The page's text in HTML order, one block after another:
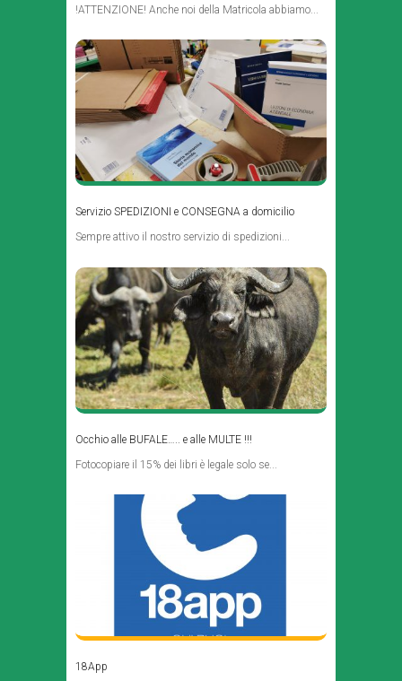
!ATTENZIONE! Anche noi della Matricola abbiamo...
Servizio SPEDIZIONI e CONSEGNA a domicilio
Sempre attivo il nostro servizio di spedizioni...
Occhio alle BUFALE….. e alle MULTE !!!
Fotocopiare il 15% dei libri è legale solo se...
18App